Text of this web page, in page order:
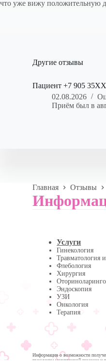
что уже вижу положительную
Другие отзывы
Пациент +7 905
02.08.2026
Приём был в
Главная Отзывы
Услуги
Гинекология
Травматология
Флебология
Хирургия
Эндоскопия
УЗИ
Онкология
Терапия
Информация о возможности